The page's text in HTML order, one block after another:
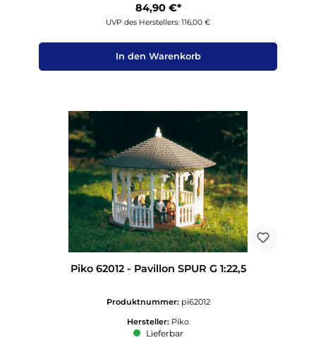
84,90 €*
UVP des Herstellers: 116,00 €
In den Warenkorb
Piko 62012 - Pavillon SPUR G 1:22,5
Produktnummer: pi62012
Hersteller: Piko
Lieferbar